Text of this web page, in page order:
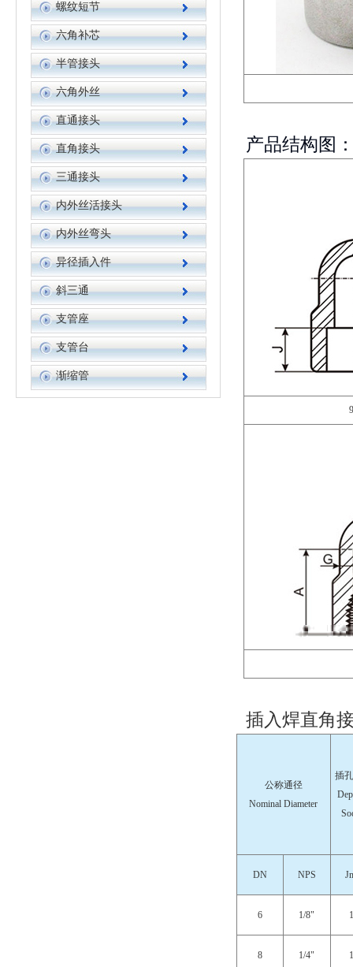
螺纹短节
六角补芯
半管接头
六角外丝
直通接头
直角接头
三通接头
内外丝活接头
内外丝弯头
异径插入件
斜三通
支管座
支管台
渐缩管
产品结构图
插入焊直角
公称通径
Nominal Diameter
插
DN NPS
6 1/8"
8 1/4"